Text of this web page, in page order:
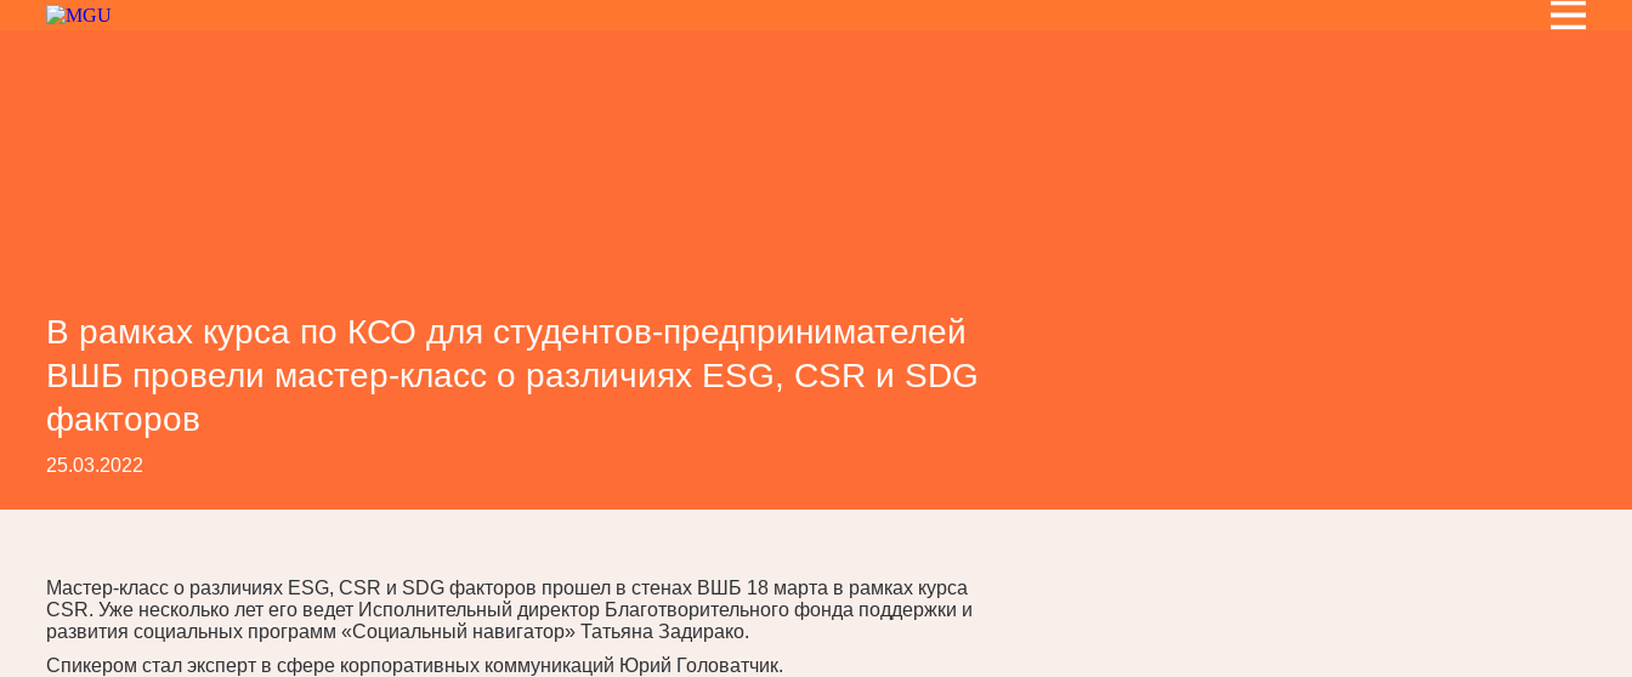
В рамках курса по КСО для студентов-предпринимателей
ВШБ провели мастер-класс о различиях ESG, CSR и SDG
факторов
25.03.2022
Мастер-класс о различиях ESG, CSR и SDG факторов прошел в стенах ВШБ 18 марта в рамках курса
CSR. Уже несколько лет его ведет Исполнительный директор Благотворительного фонда поддержки и
развития социальных программ «Социальный навигатор» Татьяна Задирако.
Спикером стал эксперт в сфере корпоративных коммуникаций Юрий Головатчик.